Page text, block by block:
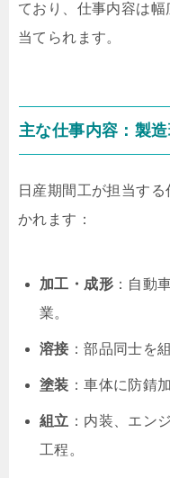
ており、仕事内容は
当てられます。
主な仕事内容：製
日産期間工が担当す
かれます：
加工・成形 ：自動
業。
溶接 ：部品同士を
塗装 ：車体に防錆
組立 ：内装、エン
工程。